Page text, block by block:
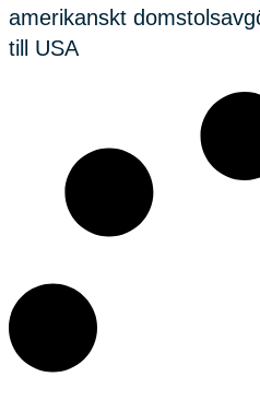
amerikanskt
till USA